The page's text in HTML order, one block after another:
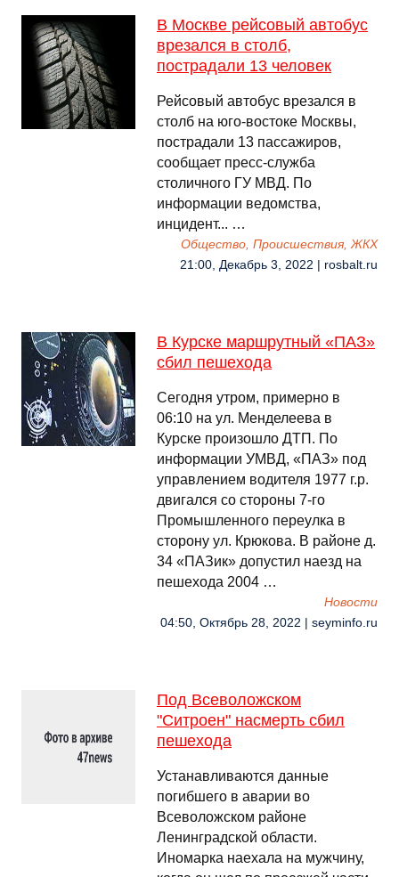
В Москве рейсовый автобус
врезался в столб,
пострадали 13 человек
Рейсовый автобус врезался в
столб на юго-востоке Москвы,
пострадали 13 пассажиров,
сообщает пресс-служба
столичного ГУ МВД. По
информации ведомства,
инцидент... …
Общество, Происшествия, ЖКХ
21:00, Декабрь 3, 2022 | rosbalt.ru
В Курске маршрутный «ПАЗ»
сбил пешехода
Сегодня утром, примерно в
06:10 на ул. Менделеева в
Курске произошло ДТП. По
информации УМВД, «ПАЗ» под
управлением водителя 1977 г.р.
двигался со стороны 7-го
Промышленного переулка в
сторону ул. Крюкова. В районе д.
34 «ПАЗик» допустил наезд на
пешехода 2004 …
Новости
04:50, Октябрь 28, 2022 | seyminfo.ru
Под Всеволожском
"Ситроен" насмерть сбил
пешехода
Устанавливаются данные
погибшего в аварии во
Всеволожском районе
Ленинградской области.
Иномарка наехала на мужчину,